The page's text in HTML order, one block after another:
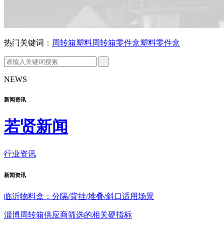
热门关键词： 周转箱塑料周转箱零件盒塑料零件盒
NEWS
新闻资讯
若贤新闻
行业资讯
新闻资讯
临沂物料盒：分隔/背挂/堆叠/斜口适用场景
淄博周转箱供应商筛选的相关硬指标